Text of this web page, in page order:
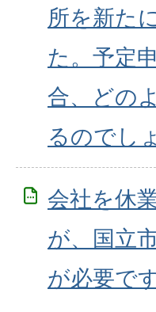
所を新た
た。予定
合、どの
るのでし
会社を休
が、国立
が必要で